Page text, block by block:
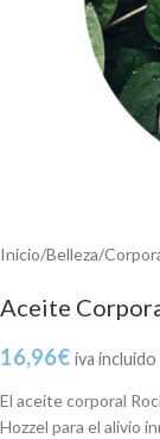
Inicio/Belleza/
Aceite
16,96€ iva incluido
El aceite corporal
Hozzel para el alivio